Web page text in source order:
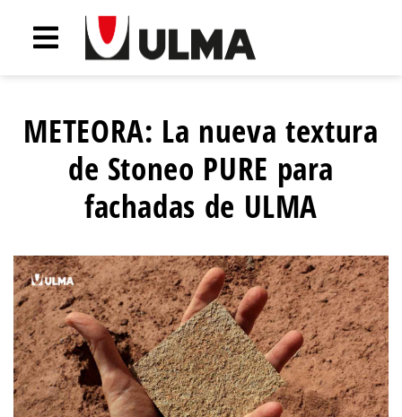
METEORA: La nueva textura
de Stoneo PURE para
fachadas de ULMA